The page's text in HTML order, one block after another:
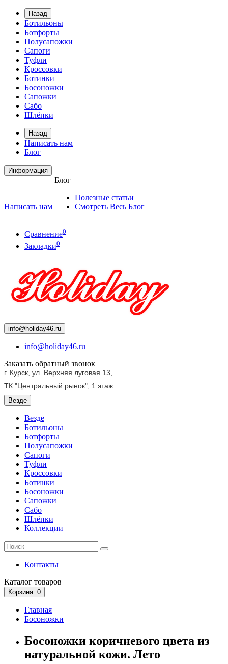
Назад
Ботильоны
Ботфорты
Полусапожки
Сапоги
Туфли
Кроссовки
Ботинки
Босоножки
Сапожки
Сабо
Шлёпки
Назад
Написать нам
Блог
Информация
Написать нам
Блог
Полезные статьи
Смотреть Весь Блог
Сравнение0
Закладки0
info@holiday46.ru
info@holiday46.ru
Заказать обратный звонок
г. Курск, ул. Верхняя луговая 13,
ТК "Центральный рынок", 1 этаж
Везде
Везде
Ботильоны
Ботфорты
Полусапожки
Сапоги
Туфли
Кроссовки
Ботинки
Босоножки
Сапожки
Сабо
Шлёпки
Коллекции
Контакты
Каталог товаров
Корзина: 0
Главная
Босоножки
Босоножки коричневого цвета из
натуральной кожи. Лето